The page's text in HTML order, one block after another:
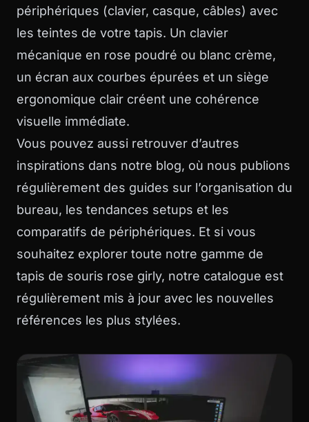
périphériques (clavier, casque, câbles) avec
les teintes de votre tapis. Un clavier
mécanique en rose poudré ou blanc crème,
un écran aux courbes épurées et un siège
ergonomique clair créent une cohérence
visuelle immédiate.
Vous pouvez aussi retrouver d’autres
inspirations dans notre blog, où nous publions
régulièrement des guides sur l’organisation du
bureau, les tendances setups et les
comparatifs de périphériques. Et si vous
souhaitez explorer toute notre gamme de
tapis de souris rose girly, notre catalogue est
régulièrement mis à jour avec les nouvelles
références les plus stylées.